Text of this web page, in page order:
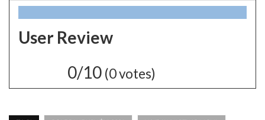
User Review
0/10 (0votes)